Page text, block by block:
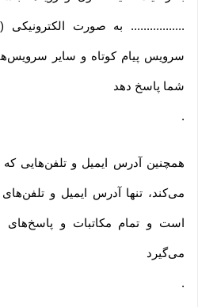
................. به صورت الکترونیکی
سرویس پیام کوتاه و سایر
شما پاسخ دهد
.
همچنین آدرس ایمیل و تلفن‌هایی
می‌کند، تنها آدرس ایمیل و
است و تمام مکاتبات و
می‌گیرد
.